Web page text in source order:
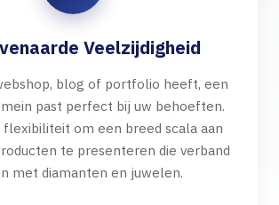
Veelzijdigheid
blog of portfolio heeft, een
past perfect bij uw behoeften.
flexibiliteit om een breed scala aan
te presenteren die verband
met diamanten en juwelen.